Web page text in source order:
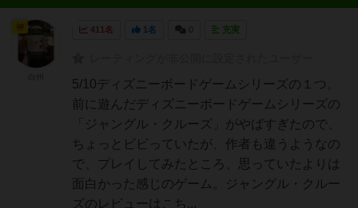
411名 1名 充実
5/10ディズニーボードゲームシリーズの１つ。
前に遊んだディズニーボードゲームシリーズの
「ジャングル・クルーズ」がやばすぎたので、
ちょっとビビっていたが、作者も違うようなの
で、プレイしてみたところ、思っていたよりは
面白かった感じのゲーム。ジャングル・クルー
ズのレビューはこち...
神